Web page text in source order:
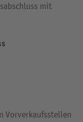
mit
Vorverkaufsstellen